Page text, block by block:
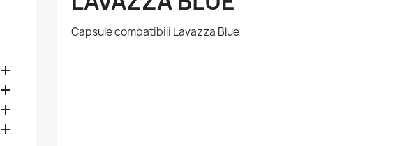




Capsule compatibili Lavazza Blue